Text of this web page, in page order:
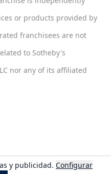
or products provided by
franchisees are not
to Sotheby's
nor any of its affiliated
y publicidad. Configurar